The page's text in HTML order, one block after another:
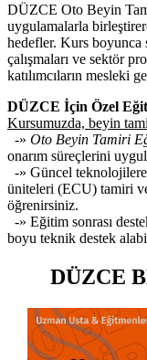
DÜZCE Oto Beyin
uygulamalarla
hedefler. Kurs boyunca
çalışmaları ve sektör
katılımcıların mesleki
DÜZCE İçin Özel
Kursumuzda, beyin
-» Oto Beyin Tamiri
onarım süreçlerini
-» Güncel
üniteleri (ECU) tamiri
öğrenirsiniz.
-» Eğitim sonrası
boyu teknik destek
DÜZCE